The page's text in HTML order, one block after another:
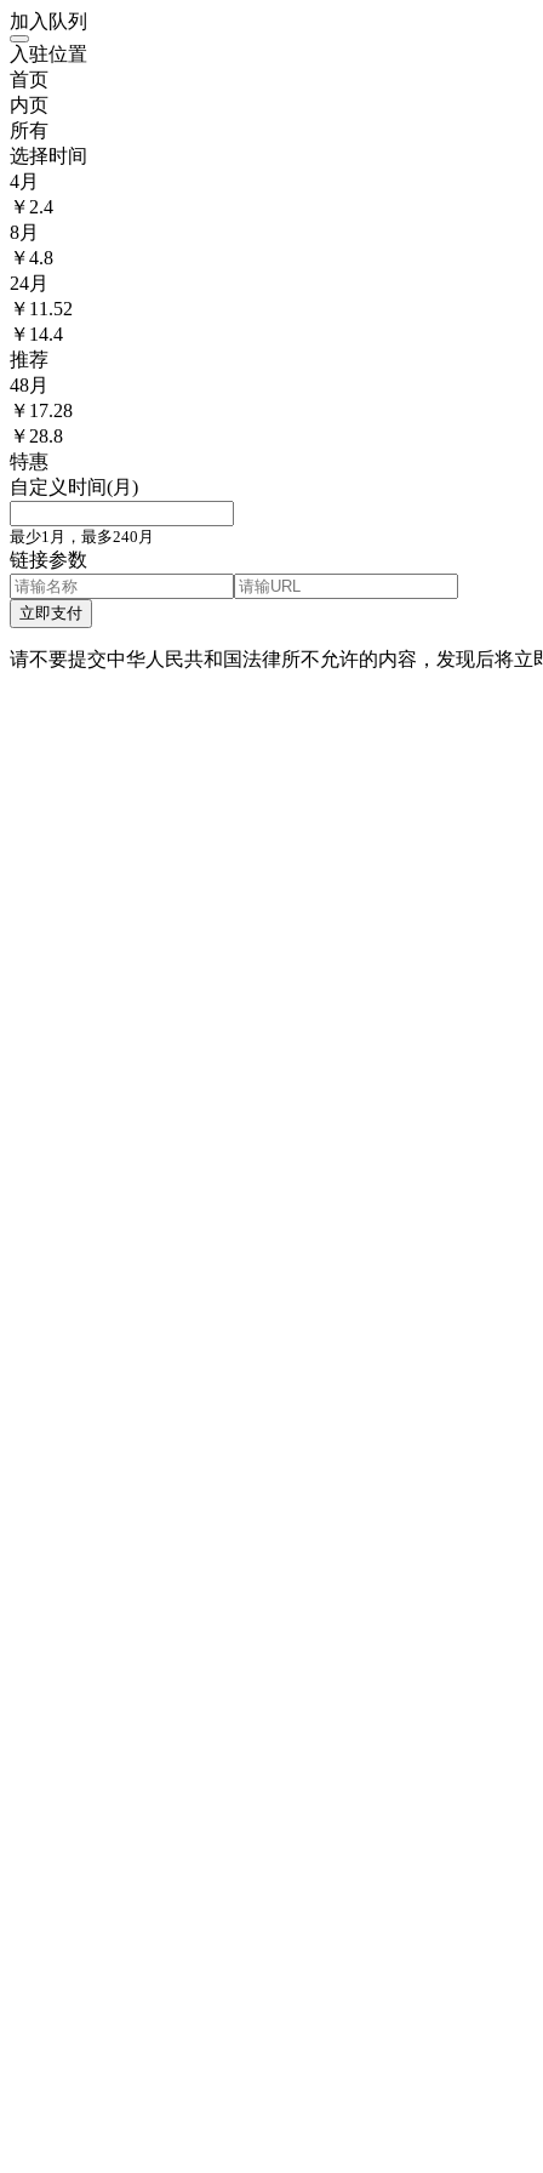
加入队列
入驻位置
首页
内页
所有
选择时间
4月
￥ 2.4
8月
￥4.8
24月
￥ 11.52
￥14.4
推荐
48月
￥ 17.28
￥28.8
特惠
自定义时间(月)
最少1月，最多240月
链接参数
立即支付
请不要提交中华人民共和国法律所不允许的内容，发现后将立